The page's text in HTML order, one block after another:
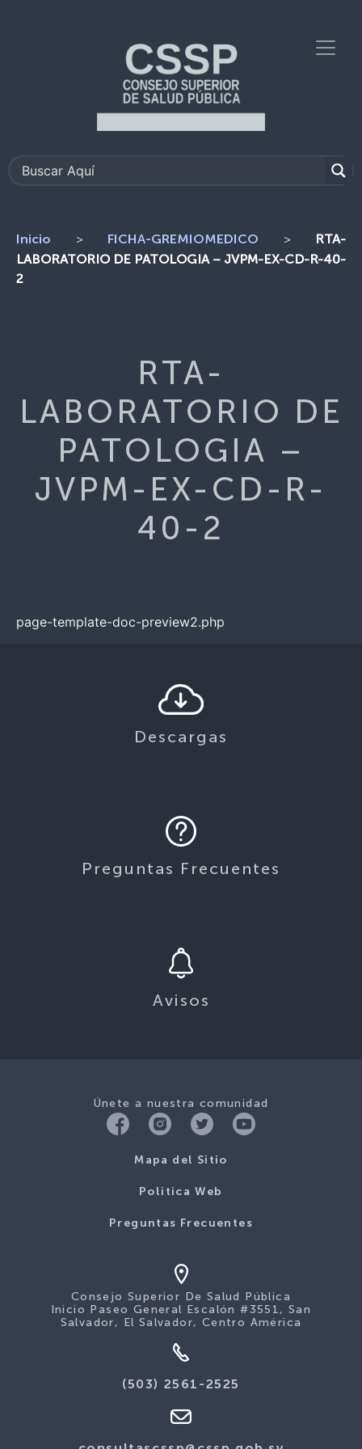
Inicio > FICHA-GREMIOMEDICO >
RTA-
LABORATORIO DE PATOLOGIA – JVPM-EX-CD-R-40-
2
RTA-
LABORATORIO DE
PATOLOGIA –
JVPM-EX-CD-R-
40-2
page-template-doc-preview2.php
Descargas
Preguntas Frecuentes
Avisos
Únete a nuestra comunidad
Mapa del Sitio
Politica Web
Preguntas Frecuentes
Consejo Superior De Salud Pública
Inicio Paseo General Escalón #3551, San
Salvador, El Salvador, Centro América
(503) 2561-2525